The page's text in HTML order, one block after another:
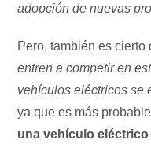
adopción de nuevas
Pero, también es
entren a competir en
vehículos eléctricos se
ya que es más
una vehículo